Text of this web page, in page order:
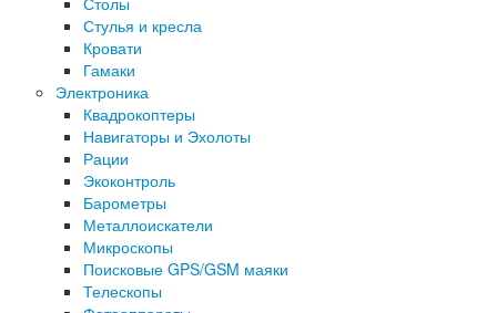
Стулья и кресла
Кровати
Гамаки
Электроника
Квадрокоптеры
Навигаторы и Эхолоты
Рации
Экоконтроль
Барометры
Металлоискатели
Микроскопы
Поисковые GPS/GSM маяки
Телескопы